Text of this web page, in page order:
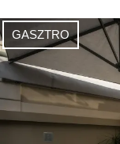
GASZTRO